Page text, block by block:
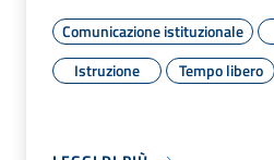
Comunicazione istituzionale
Istruzione
Tempo libero